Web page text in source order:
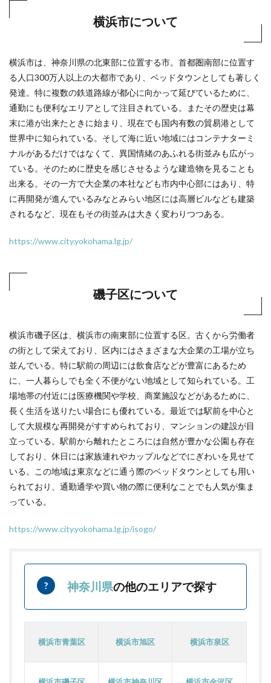
横浜市について
横浜市は、神奈川県の北東部に位置する市。首都圏南部に位置す
る人口300万人以上の大都市であり、ベッドタウンとしても著しく
発達。特に複数の鉄道路線が都心に向かって延びているために、
通勤にも便利なエリアとして注目されている。またその歴史は幕
末に港が出来たときに始まり、現在でも国内有数の貿易港として
世界中に知られている。そして海に近い地域にはコンテナターミ
ナルがあるだけではなくて、異国情緒のあふれる街並みも広がっ
ている。そのために歴史を感じさせるような建造物を見ることも
出来る。その一方で大企業の本社なども市内中心部にはあり、特
に再開発が進んでいるみなとみらい地区には高層ビルなども建築
されるなど、現在もその街並みは大きく変わりつつある。
https://www.city.yokohama.lg.jp/
磯子区について
横浜市磯子区は、横浜市の南東部に位置する区。古くから労働者
の街として栄えており、区内にはさまざまな大企業の工場が立ち
並んでいる。特に駅前の周辺には飲食店などが豊富にあるため
に、一人暮らしでも全く不便がない地域として知られている。工
場地帯の付近には医療機関や学校、商業施設などがあるために、
長く生活を送りたい場合にも優れている。最近では駅前を中心と
して大規模な再開発がすすめられており、マンションの建設が目
立っている。駅前から離れたところには自然が豊かな公園も存在
しており、休日には家族連れやカップルなどでにぎわいを見せて
いる。この地域は東京などに通う際のベッドタウンとしても用い
られており、通勤通学や買い物の際に便利なことでも人気が集ま
っている。
https://www.city.yokohama.lg.jp/isogo/
神奈川県の他のエリアで探す
横浜市青葉区 横浜市旭区 横浜市泉区